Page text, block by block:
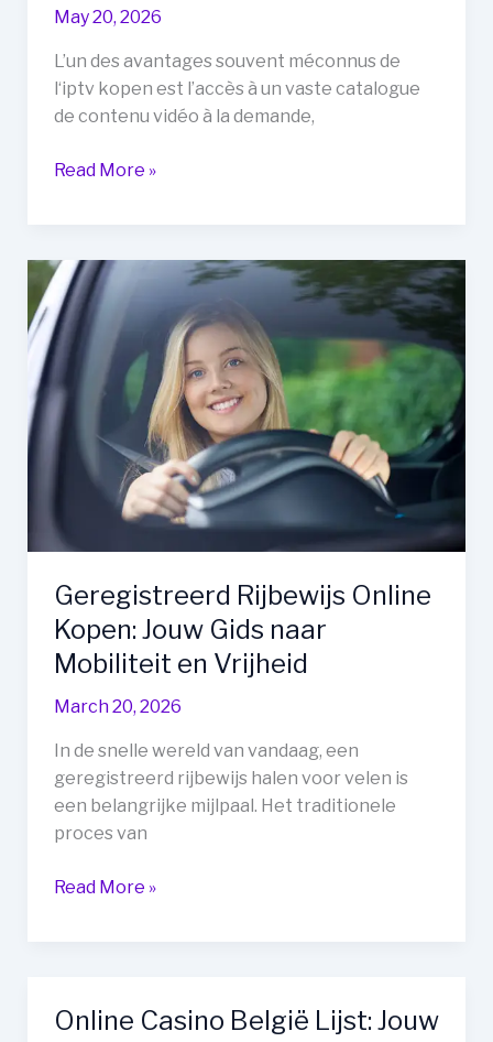
May 20, 2026
L’un des avantages souvent méconnus de
l‘iptv kopen est l’accès à un vaste catalogue
de contenu vidéo à la demande,
IPTV
sur
le
Contenu
VOD
pour
Films
et
Séries
Read More »
Geregistreerd Rijbewijs Online
Kopen: Jouw Gids naar
Mobiliteit en Vrijheid
March 20, 2026
In de snelle wereld van vandaag, een
geregistreerd rijbewijs halen voor velen is
een belangrijke mijlpaal. Het traditionele
proces van
Geregistreerd
Gids
Read More »
Online Casino België Lijst: Jouw